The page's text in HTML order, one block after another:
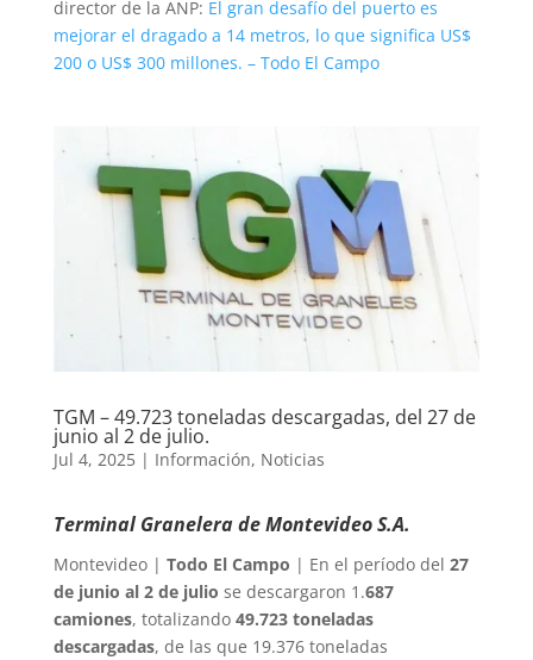
director de la ANP: El gran desafío del puerto es
mejorar el dragado a 14 metros, lo que significa US$
200 o US$ 300 millones. – Todo El Campo
TGM – 49.723 toneladas descargadas, del 27 de
junio al 2 de julio.
Jul 4, 2025| Información, Noticias
Terminal Granelera de Montevideo S.A.
Montevideo | Todo El Campo | En el período del 27
de junio al 2 de julio se descargaron 1.687
camiones, totalizando 49.723 toneladas
descargadas, de las que 19.376 toneladas